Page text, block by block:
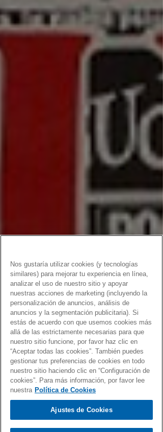
Nos gustaría utilizar cookies (y tecnologías
similares) para mejorar tu experiencia en línea,
analizar el uso de nuestro sitio y apoyar
nuestras acciones de marketing (incluyendo la
personalización de anuncios, análisis de
anuncios y la segmentación publicitaria). Si
estás de acuerdo con que usemos cookies más
allá de las estrictamente necesarias para que
nuestro sitio funcione, por favor haz clic en
“Aceptar todas las cookies”. También puedes
gestionar tus preferencias de cookies en todo
nuestro sitio haciendo clic en “Configuración de
cookies”. Para más información, por favor lee
nuestra Política de Cookies
Ajustes de Cookies